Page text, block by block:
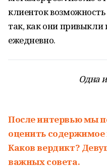
клиенток
так, как они привыкли
ежедневно.
Одна
После интервью мы
оценить
Каков вердикт?
важных совета.